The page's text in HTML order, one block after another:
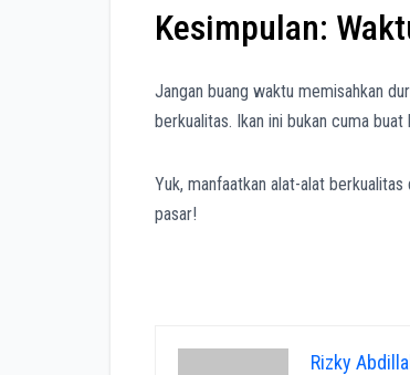
Kesimpulan:
Jangan buang waktu memisahkan
berkualitas. Ikan ini bukan cuma
Yuk, manfaatkan alat-alat
pasar!
Rizky